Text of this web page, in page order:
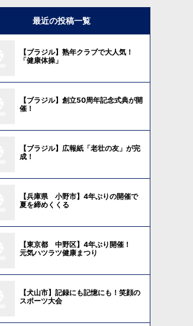
最近の投稿一覧
【ブラジル】熟年クラブで大人気！
「健康体操」
【ブラジル】創立50周年記念式典が開
催！
【ブラジル】広報紙「老壮の友」が完
成！
【兵庫県 小野市】4年ぶりの開催で
夏を締めくくる
【東京都 中野区】4年ぶり開催！
元気ハツラツ健康まつり
【犬山市】記録にも記憶にも！笑顔の
スポーツ大会